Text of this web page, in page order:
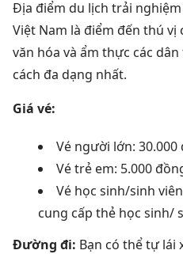
Địa điểm du lịch trải
Việt Nam là điểm đến thú
văn hóa và ẩm thực các
cách đa dạng nhất.
Giá vé:
Vé người lớn: 30.000
Vé trẻ em: 5.000
Vé học sinh/sinh
cung cấp thẻ học sinh/
Đường đi: Bạn có thể tự lái